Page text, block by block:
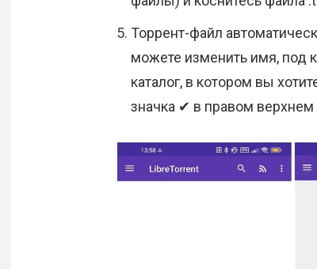
Торрент-файл
можете изменить имя, под
каталог, в котором вы
значка ✔ в правом верхнем